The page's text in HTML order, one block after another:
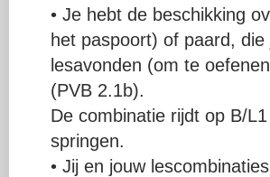
• Je hebt de beschikking
het paspoort) of paard,
lesavonden (om te
(PVB 2.1b).
De combinatie rijdt op B/
springen.
• Jij en jouw